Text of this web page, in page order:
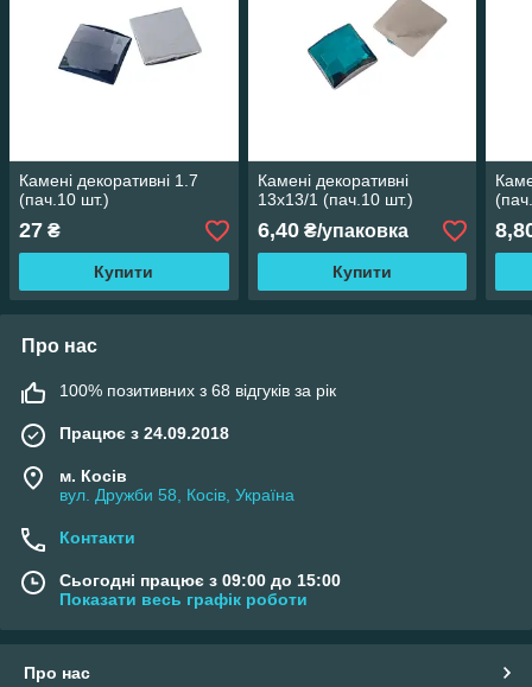
Камені декоративні 1.7
(пач.10 шт.)
27 ₴
Купити
Камені декоративні
13х13/1 (пач.10 шт.)
6,40₴/упаковка
Купити
Про нас
100% позитивних з 68 відгуків за рік
Працює з 24.09.2018
м. Косів
вул. Дружби 58, Косів, Україна
Контакти
Сьогодні працює з 09:00 до 15:00
Показати весь графік роботи
Про нас